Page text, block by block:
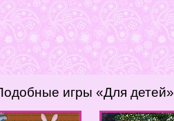
игры «Для детей»